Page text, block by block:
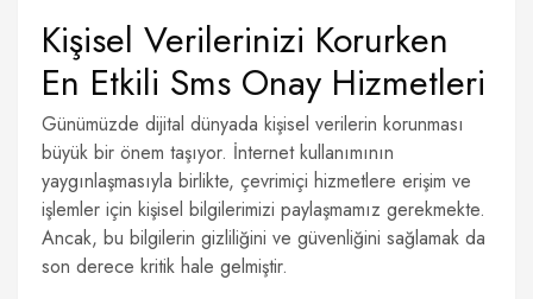
Kişisel Verilerinizi Korurken
En Etkili Sms Onay Hizmetleri
Günümüzde dijital dünyada kişisel verilerin korunması
büyük bir önem taşıyor. İnternet kullanımının
yaygınlaşmasıyla birlikte, çevrimiçi hizmetlere erişim ve
işlemler için kişisel bilgilerimizi paylaşmamız gerekmekte.
Ancak, bu bilgilerin gizliliğini ve güvenliğini sağlamak da
son derece kritik hale gelmiştir.